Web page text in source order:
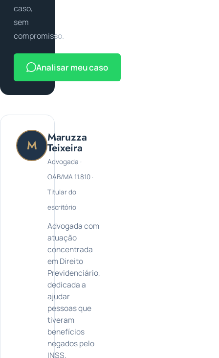
caso,
sem
compromisso.
Analisar meu caso
M Maruzza
Teixeira
Advogada ·
OAB/MA 11.810 ·
Titular do
escritório
Advogada com
atuação
concentrada
em Direito
Previdenciário,
dedicada a
ajudar
pessoas que
tiveram
benefícios
negados pelo
INSS.